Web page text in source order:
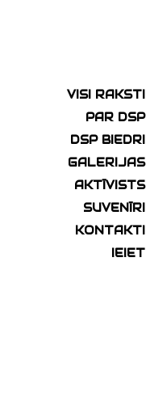
VISI RAKSTI
PAR DSP
DSP BIEDRI
GALERIJAS
AKTĪVISTS
SUVENĪRI
KONTAKTI
IEIET